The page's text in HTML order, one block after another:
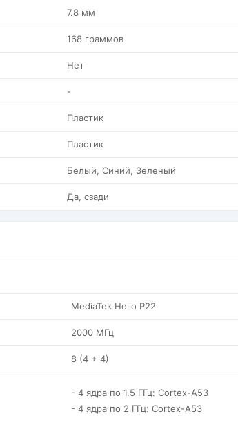
7.8 мм
168 граммов
Нет
-
Пластик
Пластик
Белый, Синий, Зеленый
Да, сзади
MediaTek Helio P22
2000 МГц
8 (4 + 4)
- 4 ядра по 1.5 ГГц: Cortex-A53
- 4 ядра по 2 ГГц: Cortex-A53